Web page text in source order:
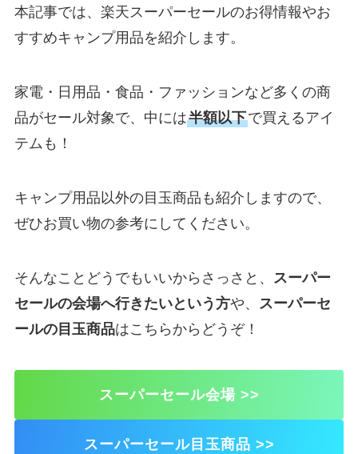
本記事では、楽天スーパーセールのお得情報やお
すすめキャンプ用品を紹介します。
家電・日用品・食品・ファッションなど多くの商
品がセール対象で、中には半額以下で買えるアイ
テムも！
キャンプ用品以外の目玉商品も紹介しますので、
ぜひお買い物の参考にしてください。
そんなことどうでもいいからさっさと、
スーパー
セールの会場へ行きたいという方や、
スーパーセ
ールの目玉商品はこちらからどうぞ！
スーパーセール会場 >>
スーパーセール目玉商品 >>